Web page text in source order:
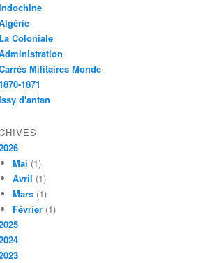
La Coloniale
Militaires Monde
1871
d'antan
Mai (1)
Avril (1)
Mars (1)
Février (1)